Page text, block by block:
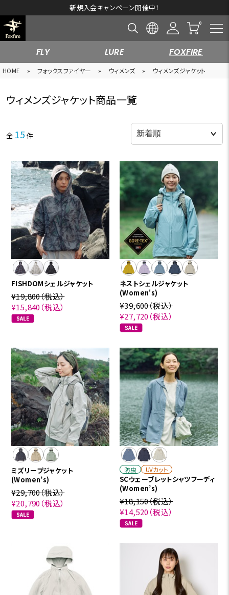
新規入会キャンペーン開催中！
FLY LURE FOXFIRE
HOME » フォックスファイヤー » ウィメンズ » ウィメンズジャケット
ウィメンズジャケット商品一覧
全 15 件
FISHDOMシェルジャケット
¥19,800（税込）
¥15,840 （税込）
ネストシェルジャケット
(Women's)
¥39,600（税込）
¥27,720 （税込）
ミズリープジャケット
(Women’s)
¥29,700（税込）
¥20,790 （税込）
防虫 UVカット
SCウェーブレットシャツフーディ
(Women’s)
¥18,150（税込）
¥14,520 （税込）